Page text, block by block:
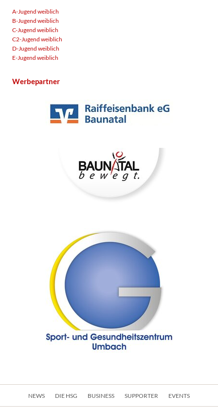
A-Jugend weiblich
B-Jugend weiblich
C-Jugend weiblich
C2-Jugend weiblich
D-Jugend weiblich
E-Jugend weiblich
Werbepartner
NEWS DIE HSG BUSINESS SUPPORTER EVENTS